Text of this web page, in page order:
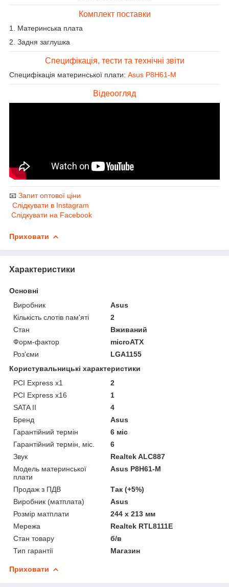
Комплект поставки
1. Материнська плата
2. Задня заглушка
Специфікація, тести та технічні звіти
Специфікація материнської плати: Asus P8H61-M
Відеоогляд
📧 Запит оптової ціни
Слідкувати в Instagram
Слідкувати на Facebook
Приховати
Характеристики
Основні
Виробник
Asus
Кількість слотів пам'яті
2
Стан
Вживаний
Форм-фактор
microATX
Роз'єми
LGA1155
Користувальницькі характеристики
PCI Express x1
2
PCI Express x16
1
SATA II
4
Бренд
Asus
Гарантійний термін
6 міс
Гарантійний термін, міс.
6
Звук
Realtek ALC887
Модель материнської
плати
Asus P8H61-M
Продаж з ПДВ
Так (+5%)
Виробник (матплата)
Asus
Розмір матплати
244 x 213 мм
Мережа
Realtek RTL8111E
Стан товару
б/в
Тип гарантії
Магазин
Приховати